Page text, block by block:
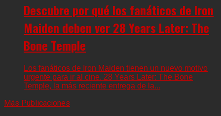
Descubre por qué los fanáticos de Iron
Maiden deben ver 28 Years Later: The
Bone Temple
Los fanáticos de Iron Maiden tienen un nuevo motivo
urgente para ir al cine. 28 Years Later: The Bone
Temple, la más reciente entrega de la...
Más Publicaciones